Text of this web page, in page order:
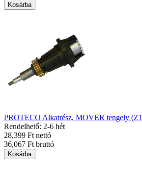
Kosárba
PROTECO Alkatrész, MOVER tengely
Rendelhető: 2-6 hét
28,399 Ft nettó
36,067 Ft bruttó
Kosárba